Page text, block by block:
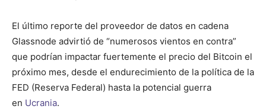
El último reporte del proveedor de datos en cadena
Glassnode advirtió de “numerosos vientos en contra”
que podrían impactar fuertemente el precio del Bitcoin el
próximo mes, desde el endurecimiento de la política de la
FED (Reserva Federal) hasta la potencial guerra
en Ucrania.